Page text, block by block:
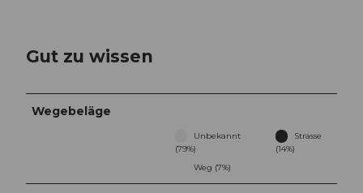
Gut zu wissen
Wegebeläge
Unbekannt
(79%)
Strasse
(14%)
Weg (7%)